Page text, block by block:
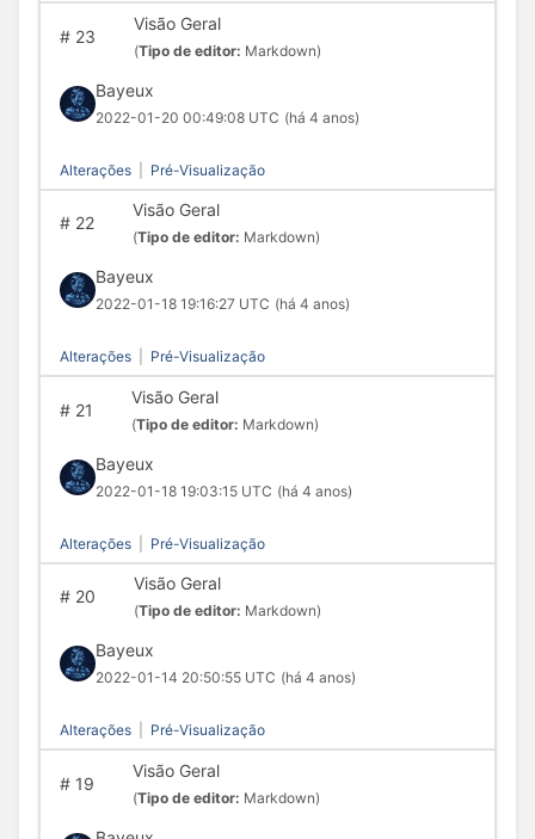
#23
Visão Geral
(Tipo de editor: Markdown)
Bayeux
2022-01-20 00:49:08 UTC (há 4 anos)
Alterações Pré-Visualização
#22
Visão Geral
(Tipo de editor: Markdown)
Bayeux
2022-01-18 19:16:27 UTC (há 4 anos)
Alterações Pré-Visualização
#21
Visão Geral
(Tipo de editor: Markdown)
Bayeux
2022-01-18 19:03:15 UTC (há 4 anos)
Alterações Pré-Visualização
#20
Visão Geral
(Tipo de editor: Markdown)
Bayeux
2022-01-14 20:50:55 UTC (há 4 anos)
Alterações Pré-Visualização
#19
Visão Geral
(Tipo de editor: Markdown)